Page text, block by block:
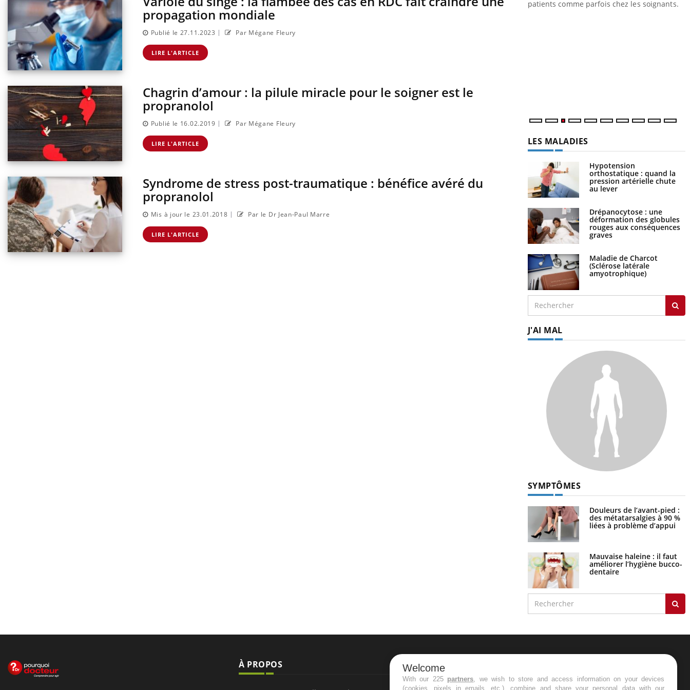
propagation mondiale
Publié le 27.11.2023 | Par Mégane Fleury
LIRE L'ARTICLE
Chagrin d’amour : la pilule miracle pour le soigner est le
propranolol
Publié le 16.02.2019 | Par Mégane Fleury
LIRE L'ARTICLE
Syndrome de stress post-traumatique : bénéfice avéré du
propranolol
Mis à jour le 23.01.2018 | Par le Dr Jean-Paul Marre
LIRE L'ARTICLE
sur la maladie d'un proche c'est montrer ...
carence en fer sont multiples ce qui la rend
patients comme parfois chez les soignants.
LES MALADIES
Hypotension
orthostatique : quand la
pression artérielle chute
au lever
Drépanocytose : une
déformation des globules
rouges aux conséquences
graves
Maladie de Charcot
(Sclérose latérale
amyotrophique)
J'AI MAL
SYMPTÔMES
Douleurs de l’avant-pied :
des métatarsalgies à 90 %
liées à problème d’appui
Mauvaise haleine : il faut
améliorer l’hygiène bucco-
dentaire
À PROPOS NEWSLETTER
Welcome
With our 225 partners, we wish to store and access information on your devices
(cookies, pixels in emails, etc.), combine and share your personal data with our